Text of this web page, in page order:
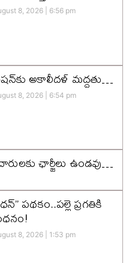
8, 2026 6:56 pm
అకాలీదళ్‌ మద్దతు…
8, 2026 6:54 pm
ఛార్జీలు ఉండవు…
పథకం..పల్లె ప్రగతికి
8, 2026 1:53 pm